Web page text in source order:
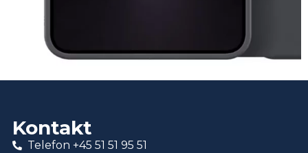
Kontakt
Telefon +45 51 51 95 51